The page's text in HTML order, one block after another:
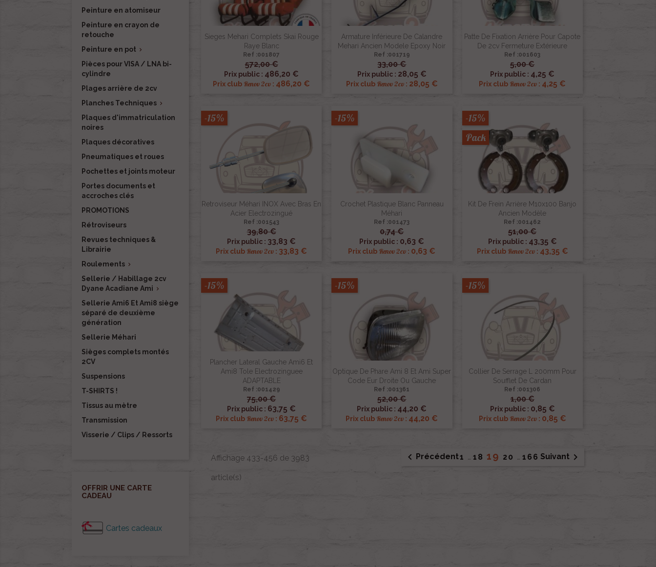
Peinture en atomiseur
Peinture en crayon de
retouche
Peinture en pot 
Pièces pour VISA / LNA bi-
cylindre
Plages arrière de 2cv
Planches Techniques 
Plaques d'immatriculation
noires
Plaques décoratives
Pneumatiques et roues
Pochettes et joints moteur
Portes documents et
accroches clés
PROMOTIONS
Rétroviseurs
Revues techniques &
Librairie
Roulements 
Sellerie / Habillage 2cv
Dyane Acadiane Ami 
Sellerie Ami6 Et Ami8 siège
séparé de deuxième
génération
Sellerie Méhari
Sièges complets montés
2CV
Suspensions
T-SHIRTS !
Tissus au mètre
Transmission
Visserie / Clips / Ressorts
OFFRIR UNE CARTE
CADEAU
Cartes cadeaux
Sieges Mehari Complets Skai Rouge
Raye Blanc
Ref :001807
572,00 €
Prix public : 486,20 €
Prix club Renov 2cv : 486,20 €
 Aperçu rapide
Armature Inférieure De Calandre
Mehari Ancien Modele Epoxy Noir
Ref :001719
33,00 €
Prix public : 28,05 €
Prix club Renov 2cv: 28,05 €
 Aperçu rapide
Patte De Fixation Arrière Pour Capote
De 2cv Fermeture Extérieure
Ref :001603
5,00 €
Prix public : 4,25 €
Prix club Renov 2cv : 4,25 €
 Aperçu rapide
Retroviseur Méhari INOX Avec Bras En
Acier Electrozingué
Ref :001543
39,80 €
Prix public : 33,83 €
Prix club Renov 2cv : 33,83 €
-15%
 Aperçu rapide
Crochet Plastique Blanc Panneau
Méhari
Ref :001473
0,74 €
Prix public : 0,63 €
Prix club Renov 2cv : 0,63 €
-15%
 Aperçu rapide
Kit De Frein Arrière M10x100 Banjo
Ancien Modèle
Ref :001462
51,00 €
Prix public : 43,35 €
Prix club Renov 2cv: 43,35 €
-15%
Pack
 Aperçu rapide
Plancher Lateral Gauche Ami6 Et
Ami8 Tole Electrozinguee
ADAPTABLE
Ref :001429
75,00 €
Prix public : 63,75 €
Prix club Renov 2cv : 63,75 €
-15%
 Aperçu rapide
Optique De Phare Ami 8 Et Ami Super
Code Eur Droite Ou Gauche
Ref :001361
52,00 €
Prix public : 44,20 €
Prix club Renov 2cv : 44,20 €
-15%
 Aperçu rapide
Collier De Serrage L 200mm Pour
Soufflet De Cardan
Ref :001306
1,00 €
Prix public : 0,85 €
Prix club Renov 2cv: 0,85 €
-15%
 Aperçu rapide
Affichage 433-456 de 3983
article(s)
 Précédent1 … 1819 20 … 166 Suivant